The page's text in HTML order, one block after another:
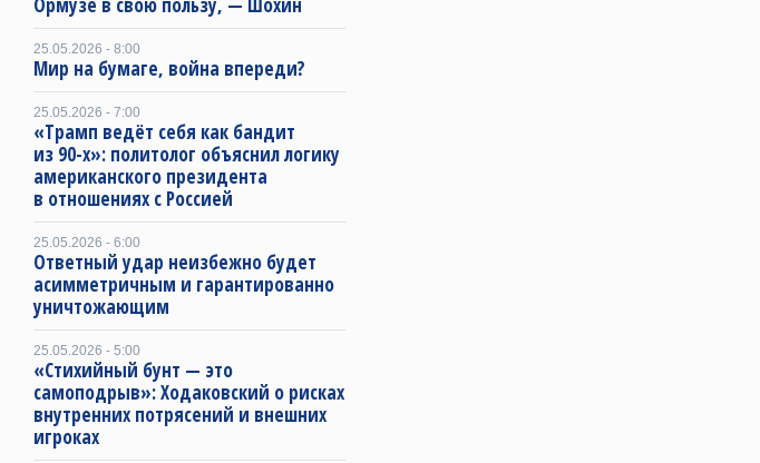
25.05.2026 - 8:00
Мир на бумаге, война впереди?
25.05.2026 - 7:00
«Трамп ведёт себя как бандит
из 90-х»: политолог объяснил логику
американского президента
в отношениях с Россией
25.05.2026 - 6:00
Ответный удар неизбежно будет
асимметричным и гарантированно
уничтожающим
25.05.2026 - 5:00
«Стихийный бунт — это
самоподрыв»: Ходаковский о рисках
внутренних потрясений и внешних
игроках